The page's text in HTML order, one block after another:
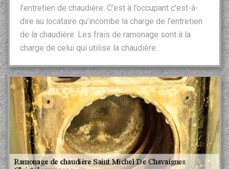
l’entretien de chaudière. C’est à l’occupant c'est-à-
dire au locataire qu’incombe la charge de l’entretien
de la chaudière. Les frais de ramonage sont à la
charge de celui qui utilise la chaudière.